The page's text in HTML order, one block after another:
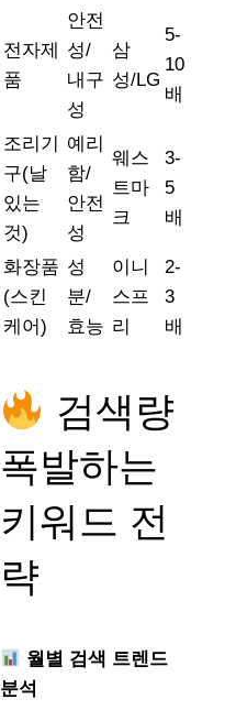
전자제
품
안전
성/
내구
성
삼
성/LG
5-
10
배
조리기
구(날
있는
것)
예리
함/
안전
성
웨스
트마
크
3-
5
배
화장품
(스킨
케어)
성
분/
효능
이니
스프
리
2-
3
배
검색량
폭발하는
키워드 전
략
월별 검색 트렌드
분석